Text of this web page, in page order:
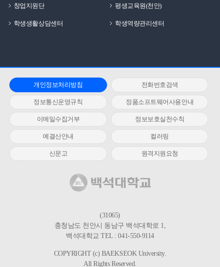
창업지원단 평생교육원(천안)
학생생활상담센터 학생역량관리센터
개인정보처리방침 전화번호검색
정보통신운영규칙 정품소프트웨어사용안내
이메일수집거부 정보보호실천수칙
예결산안내 컬러링
신문고 원격지원요청
(31065)
충청남도 천안시 동남구 백석대학로 1,
백석대학교 TEL : 041-550-9114
COPYRIGHT (c) BAEKSEOK University.
All Rights Reserved.